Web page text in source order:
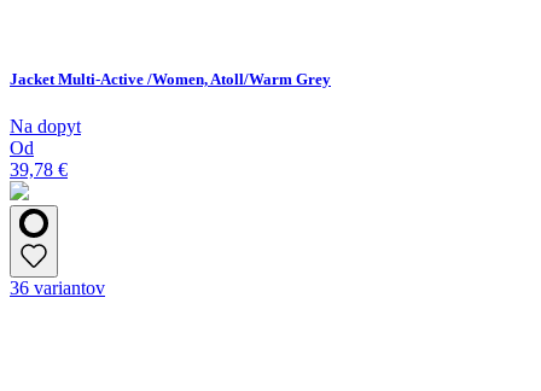
Jacket Multi-Active /Women, Atoll/Warm Grey
Na dopyt
Od
39,78 €
36 variantov